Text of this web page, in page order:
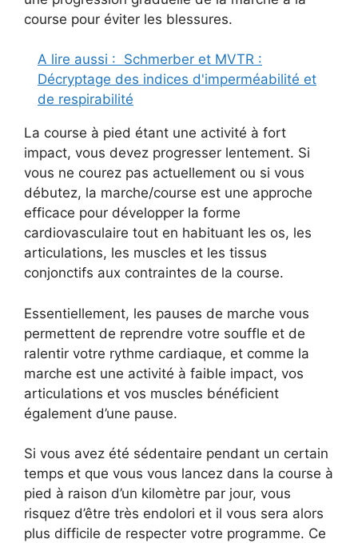
course pour éviter les blessures.
A lire aussi : Schmerber et MVTR :
Décryptage des indices d'imperméabilité et
de respirabilité
La course à pied étant une activité à fort
impact, vous devez progresser lentement. Si
vous ne courez pas actuellement ou si vous
débutez, la marche/course est une approche
efficace pour développer la forme
cardiovasculaire tout en habituant les os, les
articulations, les muscles et les tissus
conjonctifs aux contraintes de la course.
Essentiellement, les pauses de marche vous
permettent de reprendre votre souffle et de
ralentir votre rythme cardiaque, et comme la
marche est une activité à faible impact, vos
articulations et vos muscles bénéficient
également d’une pause.
Si vous avez été sédentaire pendant un certain
temps et que vous vous lancez dans la course à
pied à raison d’un kilomètre par jour, vous
risquez d’être très endolori et il vous sera alors
plus difficile de respecter votre programme. Ce